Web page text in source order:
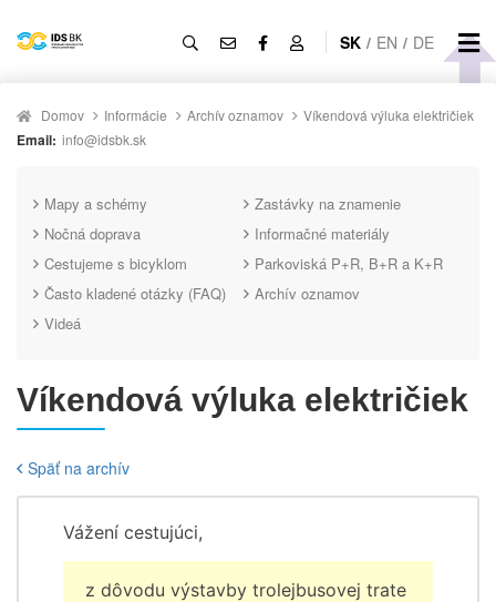
SK / EN / DE
Domov Informácie Archív oznamov Víkendová výluka električiek
Email: info@idsbk.sk
Mapy a schémy
Zastávky na znamenie
Nočná doprava
Informačné materiály
Cestujeme s bicyklom
Parkoviská P+R, B+R a K+R
Často kladené otázky (FAQ)
Archív oznamov
Videá
Víkendová výluka električiek
Späť na archív
Vážení cestujúci,
z dôvodu výstavby trolejbusovej trate